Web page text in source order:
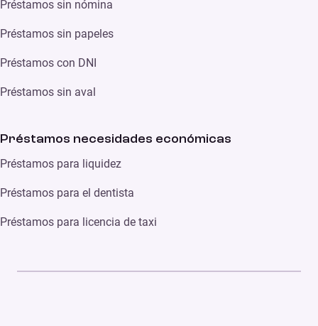
Préstamos sin nómina
Préstamos sin papeles
Préstamos con DNI
Préstamos sin aval
Préstamos necesidades económicas
Préstamos para liquidez
Préstamos para el dentista
Préstamos para licencia de taxi